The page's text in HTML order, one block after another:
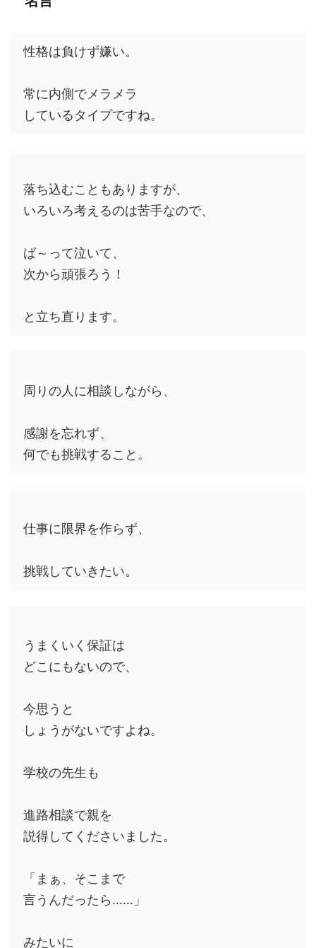
性格は負けず嫌い。
常に内側でメラメラ
しているタイプですね。
落ち込むこともありますが、
いろいろ考えるのは苦手なので、
ば～って泣いて、
次から頑張ろう！
と立ち直ります。
周りの人に相談しながら、
感謝を忘れず、
何でも挑戦すること。
仕事に限界を作らず、
挑戦していきたい。
うまくいく保証は
どこにもないので、
今思うと
しょうがないですよね。
学校の先生も
進路相談で親を
説得してくださいました。
「まぁ、そこまで
言うんだったら……」
みたいに